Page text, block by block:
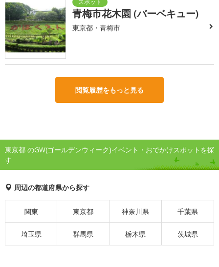
青梅市花木園 (バーベキュー)
東京都・青梅市
閲覧履歴をもっと見る
東京都 のGW(ゴールデンウィーク)イベント・おでかけスポットを探
す
周辺の都道府県から探す
関東 東京都 神奈川県 千葉県
埼玉県 群馬県 栃木県 茨城県